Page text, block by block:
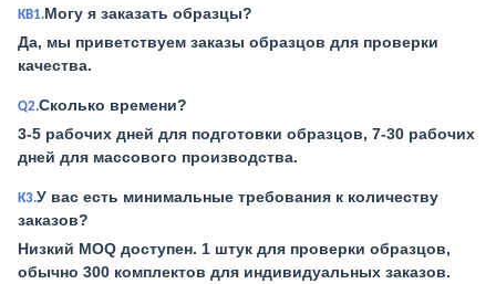
КВ1.Могу я заказать образцы?
Да, мы приветствуем заказы образцов для проверки
качества.
Q2.Сколько времени?
3-5 рабочих дней для подготовки образцов, 7-30 рабочих
дней для массового производства.
К3.У вас есть минимальные требования к количеству
заказов?
Низкий MOQ доступен. 1 штук для проверки образцов,
обычно 300 комплектов для индивидуальных заказов.